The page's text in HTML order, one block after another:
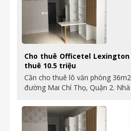
Cho thuê Officetel Lexington
thuê 10.5 triệu
Cần cho thuê lô văn phòng
đường Mai Chí Thọ, Quận 2.